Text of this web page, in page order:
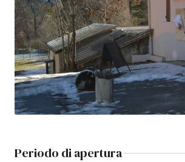
Periodo di apertura